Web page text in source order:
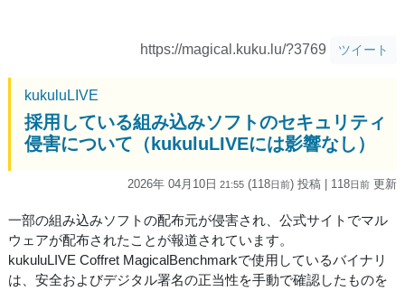
https://magical.kuku.lu/?3769 ツイート
kukuluLIVE
採用している組み込みソフトのセキュリティ
侵害について（kukuluLIVEには影響なし）
2026年 04月10日 21:55 (118日前) 投稿 | 118日前 更新
一部の組み込みソフトの配布元が侵害され、公式サイトでマル
ウェアが配布されたことが報道されています。
kukuluLIVE Coffret MagicalBenchmarkで使用しているバイナリ
は、安全およびデジタル署名の正当性を手動で確認したものを